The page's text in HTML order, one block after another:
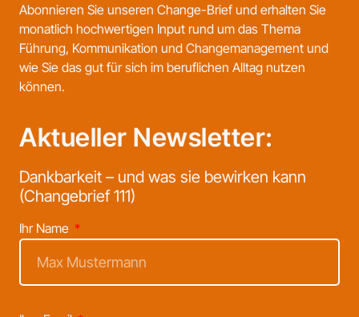
Abonnieren Sie unseren Change-Brief und erhalten Sie
monatlich hochwertigen Input rund um das Thema
Führung, Kommunikation und Changemanagement und
wie Sie das gut für sich im beruflichen Alltag nutzen
können.
Aktueller Newsletter:
Dankbarkeit – und was sie bewirken kann
(Changebrief 111)
Ihr Name